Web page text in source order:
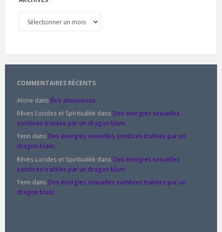
COMMENTAIRES RÉCENTS
Alone dans Être amoureuse
Rêves Lucides et Spiritualité dans Des énergies sexuelles
sombres traitées par un dragon blanc
Yenn dans Des énergies sexuelles sombres traitées par un
dragon blanc
Rêves Lucides et Spiritualité dans Des énergies sexuelles
sombres traitées par un dragon blanc
Yenn dans Des énergies sexuelles sombres traitées par un
dragon blanc